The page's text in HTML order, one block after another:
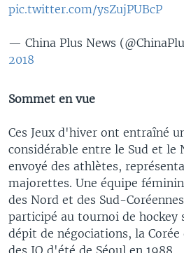
pic.twitter.com/ysZujPUBcP
— China Plus News
2018
Sommet en vue
Ces Jeux d'hiver ont entraîné
considérable entre le Sud et le
envoyé des athlètes,
majorettes. Une équipe
des Nord et des Sud-
participé au tournoi de hockey
dépit de négociations, la
des JO d'été de Séoul en 1988.